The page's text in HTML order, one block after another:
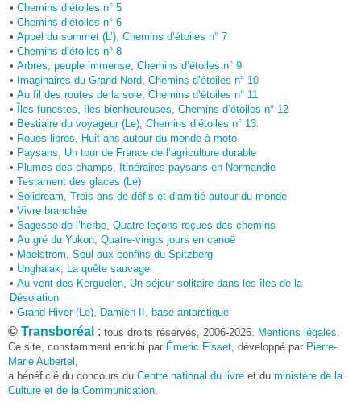
• Chemins d’étoiles n° 5
• Chemins d’étoiles n° 6
• Appel du sommet (L’), Chemins d’étoiles n° 7
• Chemins d’étoiles n° 8
• Arbres, peuple immense, Chemins d’étoiles n° 9
• Imaginaires du Grand Nord, Chemins d’étoiles n° 10
• Au fil des routes de la soie, Chemins d’étoiles n° 11
• Îles funestes, îles bienheureuses, Chemins d’étoiles n° 12
• Bestiaire du voyageur (Le), Chemins d’étoiles n° 13
• Roues libres, Huit ans autour du monde à moto
• Paysans, Un tour de France de l’agriculture durable
• Plumes des champs, Itinéraires paysans en Normandie
• Testament des glaces (Le)
• Solidream, Trois ans de défis et d’amitié autour du monde
• Vivre branchée
• Sagesse de l’herbe, Quatre leçons reçues des chemins
• Au gré du Yukon, Quatre-vingts jours en canoë
• Maelström, Seul aux confins du Spitzberg
• Unghalak, La quête sauvage
• Au vent des Kerguelen, Un séjour solitaire dans les îles de la
Désolation
• Grand Hiver (Le), Damien II, base antarctique
• Voie des glaces (La), Le passage du Nord-Ouest à la voile
•
Atalaya, Une saison en Amazonie
• Par les sentiers de la soie, À pied jusqu’en Chine
Pèlerin d’Orient, À pied jusqu’à Jérusalem
• Volta (La), Au cap Horn dans le sillage des grands découvreurs
© Transboréal : tous droits réservés, 2006-2026. Mentions légales
Ce site, constamment enrichi par Émeric Fisset , développé par Pierre-
Marie Aubertel
a bénéficié du concours du Centre national du livre et du ministère de la
Culture et de la Communication